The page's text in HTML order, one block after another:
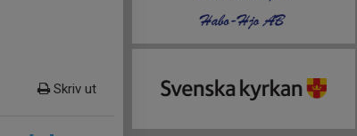
Skriv ut